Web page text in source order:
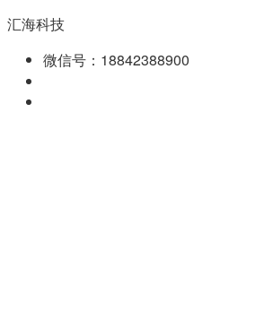
汇海科技
微信号：18842388900